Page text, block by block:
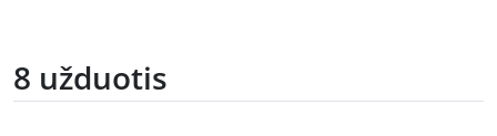
8 užduotis